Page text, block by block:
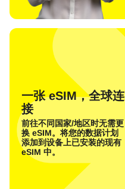
一张 eSIM，全球连
接
前往不同国家/地区时无需更
换 eSIM。将您的数据计划
添加到设备上已安装的现有
eSIM 中。